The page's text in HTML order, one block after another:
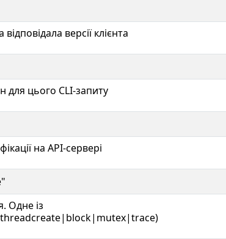
версії клієнта
для цього CLI-запиту
на API-сервері
Одне із